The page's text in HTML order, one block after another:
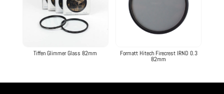
Tiffen Glimmer Glass 82mm Formatt Hitech Firecrest IRND 0.3
82mm